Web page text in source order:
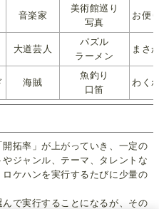
音楽家
美術館巡り
写真
お便
大道芸人
パズル
ラーメン
まさ
海賊
魚釣り
口笛
わく
拓率」が上がっていき、一定の
ジャンル、テーマ、タレントな
ケハンを実行するたびに少量の
で実行することになるが、その